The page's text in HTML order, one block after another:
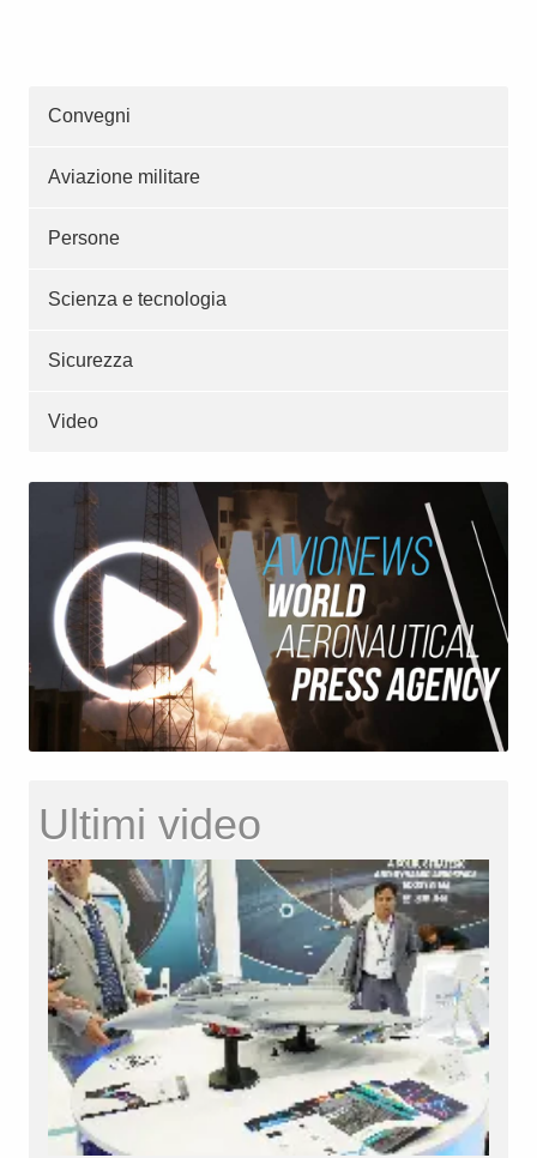
Convegni
Aviazione militare
Persone
Scienza e tecnologia
Sicurezza
Video
Ultimi video